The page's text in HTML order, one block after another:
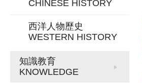
CHINESE HISTORY
西洋人物歷史
WESTERN HISTORY
知識教育
KNOWLEDGE